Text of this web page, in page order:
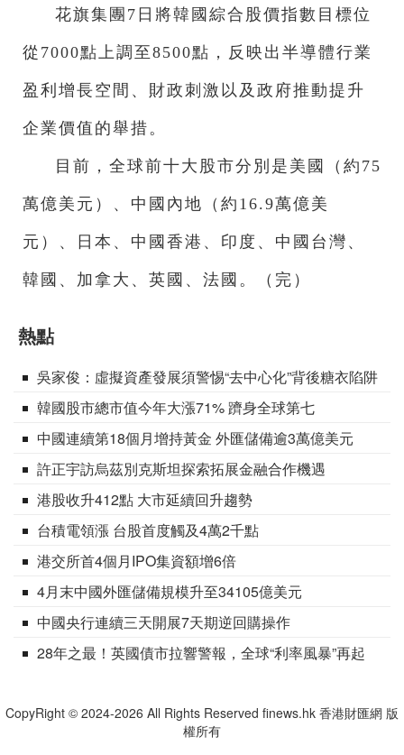
花旗集團7日將韓國綜合股價指數目標位
從7000點上調至8500點，反映出半導體行業
盈利增長空間、財政刺激以及政府推動提升
企業價值的舉措。
目前，全球前十大股市分別是美國（約75
萬億美元）、中國內地（約16.9萬億美
元）、日本、中國香港、印度、中國台灣、
韓國、加拿大、英國、法國。（完）
熱點
吳家俊：虛擬資產發展須警惕“去中心化”背後糖衣陷阱
韓國股市總市值今年大漲71% 躋身全球第七
中國連續第18個月增持黃金 外匯儲備逾3萬億美元
許正宇訪烏茲別克斯坦探索拓展金融合作機遇
港股收升412點 大市延續回升趨勢
台積電領漲 台股首度觸及4萬2千點
港交所首4個月IPO集資額增6倍
4月末中國外匯儲備規模升至34105億美元
中國央行連續三天開展7天期逆回購操作
28年之最！英國債市拉響警報，全球“利率風暴”再起
CopyRight © 2024-2026 All Rights Reserved finews.hk 香港財匯網 版
權所有